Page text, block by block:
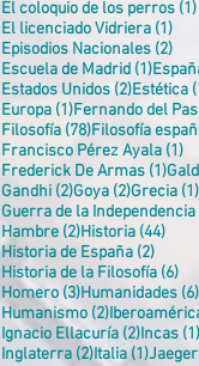
El coloquio de los perros (1)
El licenciado Vidriera (1)1
Episodios Nacionales (2)2
Escuela de Madrid (1)1
Estados Unidos (2)2Estética
Europa (1)1 entrada
Fernando del
Filosofía (78)78 entradas
Filosofía
Francisco Pérez Ayala (1)1
Frederick De Armas (1)1
Gandhi (2)2 entradas
Goya (2)2Grecia (1)
Guerra de la Independencia
Hambre (2)2 entradas
Historia (44)44
Historia de España (2)2
Historia de la Filosofía (6)6
Homero (3)3 entradas
Humanidades (6)
Humanismo (2)2 entradas
Ignacio Ellacuría (2)2Incas (1)
Inglaterra (2)2 entradas
Italia (1)1
Jaeger